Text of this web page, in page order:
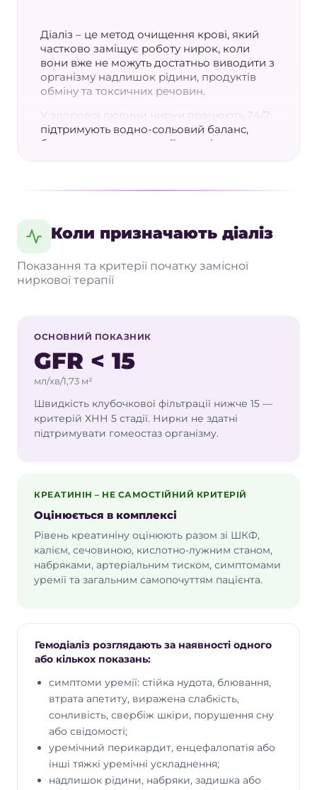
Діаліз – це метод очищення крові, який
частково заміщує роботу нирок, коли
вони вже не можуть достатньо виводити з
організму надлишок рідини, продуктів
обміну та токсичних речовин.
У здорової людини нирки працюють 24/7:
підтримують водно-сольовий баланс,
беруть участь у регуляції артеріального
гемодіафільтрація, перитонеальний діаліз
або трансплантація нирки.
У Нефроцентрі проводяться гемодіаліз і
гемодіафільтрація — апаратні методи
Коли може знадобитися діаліз
Діаліз розглядають у пацієнтів з тяжким
зниженням функції нирок, найчастіше за
хронічної хвороби нирок IV–V стадії або у
разі гострого пошкодження нирок, якщо
стан потребує невідкладного очищення
крові.
загальний стан пацієнта, симптоми,
динаміку аналізів, рівень калію, кислотно-
рідини та діурезу, артеріальний тиск,
супутні хвороби та готовність судинного
доступу.
задишка, відчуття нестачі повітря;
стійке підвищення артеріального
тиску;
нудота, блювання, втрата апетиту;
виражена слабкість, сонливість,
сплутаність свідомості;
Коли призначають діаліз
Показання та критерії початку замісної
ниркової терапії
ОСНОВНИЙ ПОКАЗНИК
GFR < 15
мл/хв/1,73 м²
Швидкість клубочкової фільтрації нижче 15 —
критерій ХНН 5 стадії. Нирки не здатні
підтримувати гомеостаз організму.
КРЕАТИНІН – НЕ САМОСТІЙНИЙ КРИТЕРІЙ
Оцінюється в комплексі
Рівень креатиніну оцінюють разом зі ШКФ,
калієм, сечовиною, кислотно-лужним станом,
набряками, артеріальним тиском, симптомами
уремії та загальним самопочуттям пацієнта.
Гемодіаліз розглядають за наявності одного
або кількох показань:
симптоми уремії: стійка нудота, блювання,
втрата апетиту, виражена слабкість,
сонливість, свербіж шкіри, порушення сну
або свідомості;
уремічний перикардит, енцефалопатія або
інші тяжкі уремічні ускладнення;
надлишок рідини, набряки, задишка або